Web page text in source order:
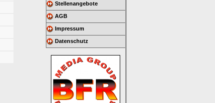
Stellenangebote
AGB
Impressum
Datenschutz